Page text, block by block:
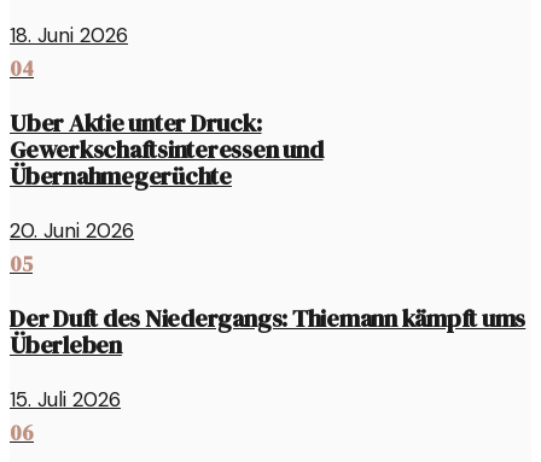
18. Juni 2026
04
Uber Aktie unter Druck:
Gewerkschaftsinteressen und
Übernahmegerüchte
20. Juni 2026
05
Der Duft des Niedergangs: Thiemann kämpft ums
Überleben
15. Juli 2026
06